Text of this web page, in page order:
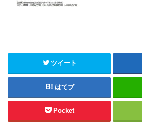
ツイート
はてブ
Pocket